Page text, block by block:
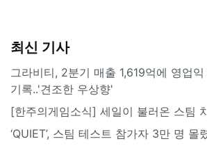
최신 기사
그라비티, 2분기 매출 1,619억에 영업
기록..'견조한 우상향'
[한주의게임소식] 세일이 불러온 스팀
‘QUIET’, 스팀 테스트 참가자 3만 명 몰